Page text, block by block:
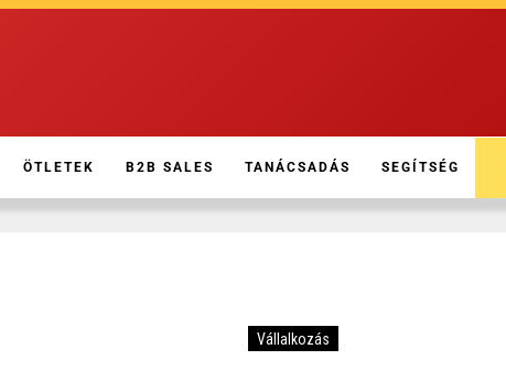
ÖTLETEK B2B SALES TANÁCSADÁS SEGÍTSÉG
Vállalkozás